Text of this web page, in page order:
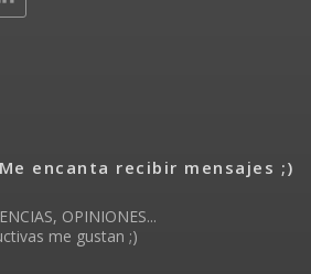
Me encanta recibir mensajes ;)
OPINIONES...
me gustan ;)